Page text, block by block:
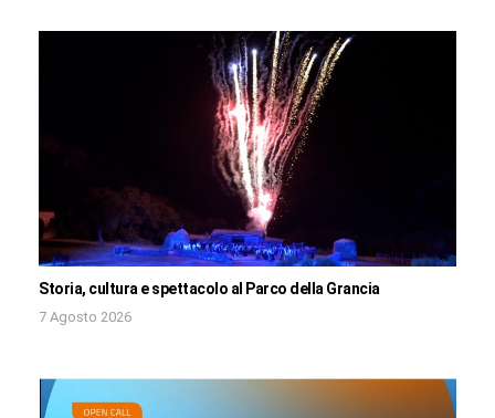
Storia, cultura e spettacolo al Parco della Grancia
7 Agosto 2026